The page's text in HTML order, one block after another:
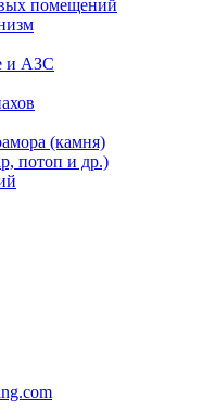
помещений
и АЗС
(камня)
потоп и др.)